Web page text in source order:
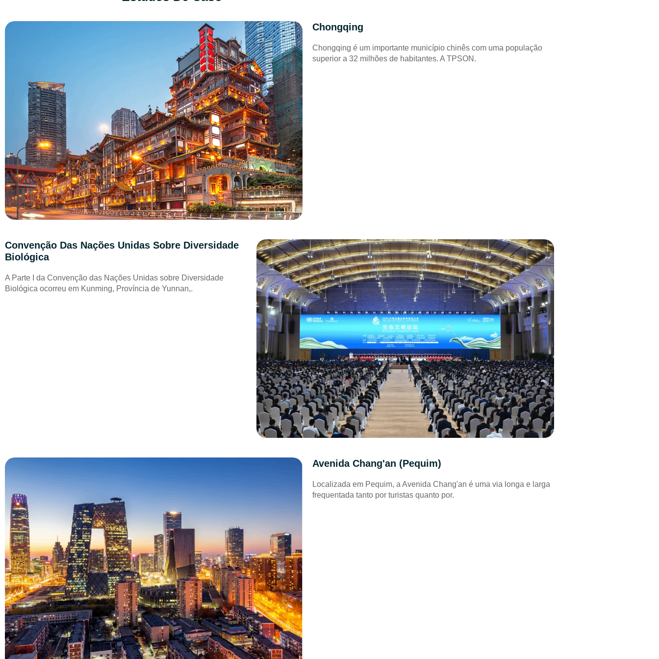
Chongqing
Chongqing é um importante município chinês com uma população
superior a 32 milhões de habitantes. A TPSON.
Convenção Das Nações Unidas Sobre Diversidade
Biológica
A Parte I da Convenção das Nações Unidas sobre Diversidade
Biológica ocorreu em Kunming, Província de Yunnan,.
Avenida Chang'an (Pequim)
Localizada em Pequim, a Avenida Chang'an é uma via longa e larga
frequentada tanto por turistas quanto por.